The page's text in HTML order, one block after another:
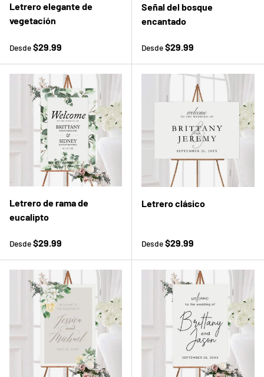
Letrero elegante de
vegetación
Precio normal
Desde$29.99
Señal del bosque
encantado
Precio normal
Desde$29.99
Letrero de rama de
eucalipto
Precio normal
Desde$29.99
Letrero clásico
Precio normal
Desde$29.99